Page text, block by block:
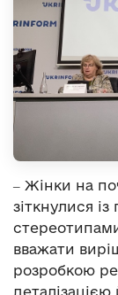
‒ Жінки на
зіткнулися
вважати
розробкою
деталізацією